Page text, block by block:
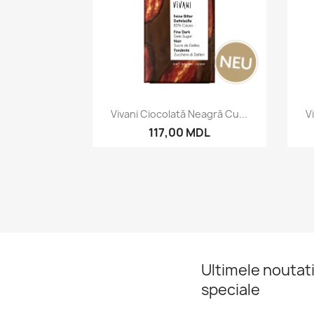
Vizualizare rapida
Vivani Ciocolată Neagră Cu...
117,00 MDL
Ultimele
speciale